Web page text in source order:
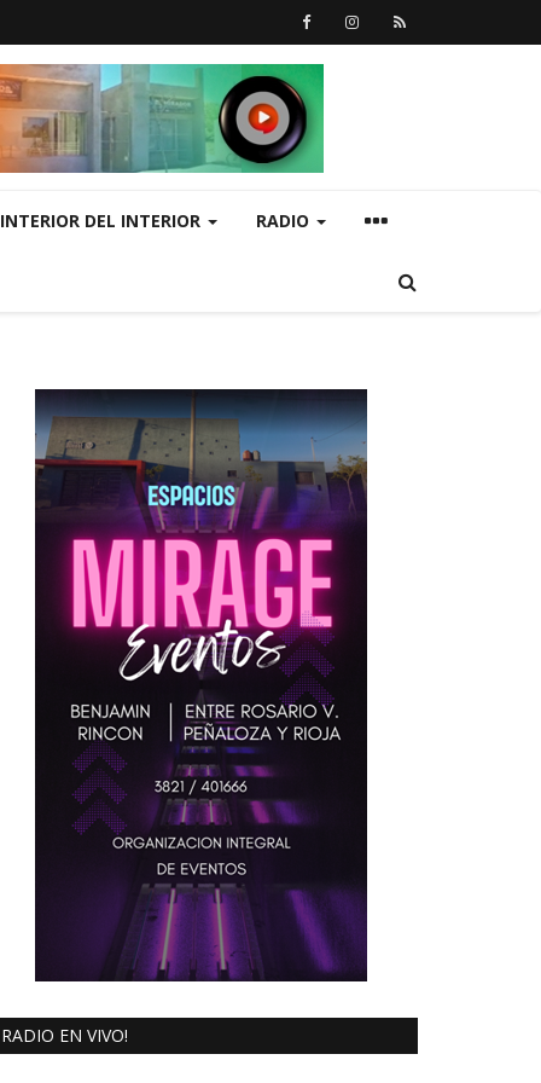
INTERIOR DEL INTERIOR RADIO
RADIO EN VIVO!